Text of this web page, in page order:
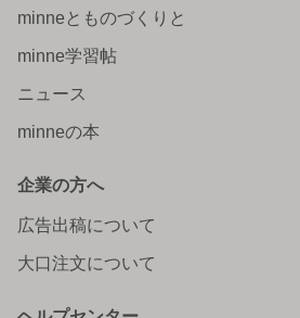
minneとものづくりと
minne学習帖
ニュース
minneの本
企業の方へ
広告出稿について
大口注文について